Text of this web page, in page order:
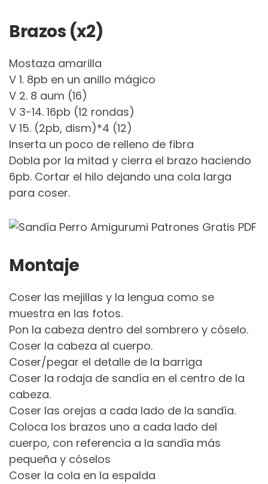
Brazos (x2)
Mostaza amarilla
V 1. 8pb en un anillo mágico
V 2. 8 aum (16)
V 3-14. 16pb (12 rondas)
V 15. (2pb, dism)*4 (12)
Inserta un poco de relleno de fibra
Dobla por la mitad y cierra el brazo haciendo
6pb. Cortar el hilo dejando una cola larga
para coser.
Montaje
Coser las mejillas y la lengua como se
muestra en las fotos.
Pon la cabeza dentro del sombrero y cóselo.
Coser la cabeza al cuerpo.
Coser/pegar el detalle de la barriga
Coser la rodaja de sandía en el centro de la
cabeza.
Coser las orejas a cada lado de la sandía.
Coloca los brazos uno a cada lado del
cuerpo, con referencia a la sandía más
pequeña y cóselos
Coser la cola en la espalda